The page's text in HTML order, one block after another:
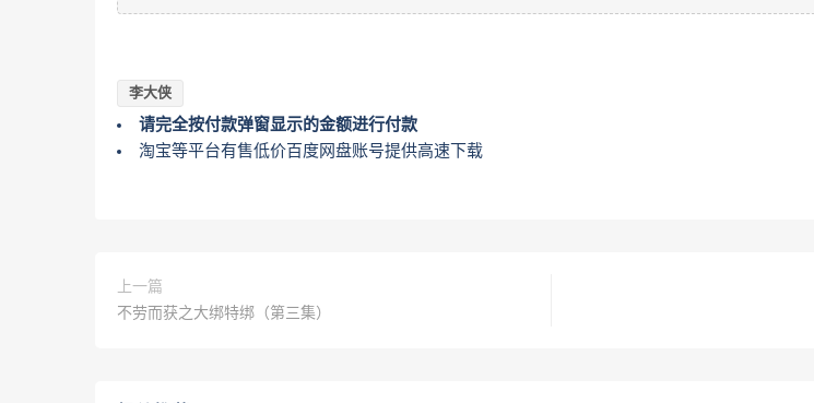
李大侠
请完全按付款弹窗显示的金额进行付款
淘宝等平台有售低价百度网盘账号提供高速下载
上一篇
不劳而获之大绑特绑（第三集）